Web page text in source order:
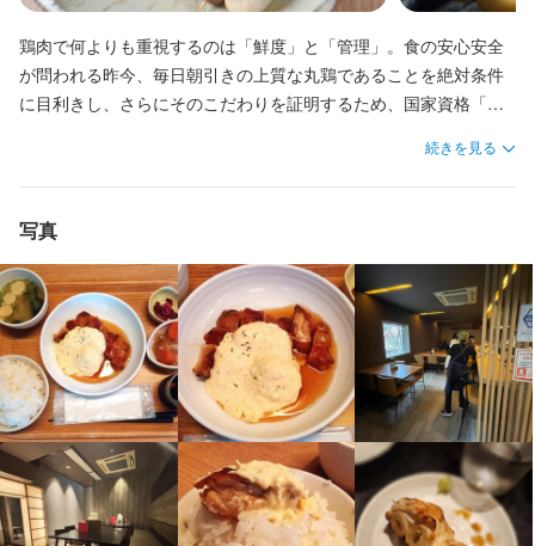
鶏肉で何よりも重視するのは「鮮度」と「管理」。食の安心安全
が問われる昨今、毎日朝引きの上質な丸鶏であることを絶対条件
に目利きし、さらにそのこだわりを証明するため、国家資格「食
足先のみを取り除いた正真正銘の「丸鶏」を仕入れ捌いており、
一般流通のない美味とされる、貴重部位の宝庫「丸」の魅力を存
分にご堪能頂けることが萬鳥最大の特長です。
貴重な丸鶏の真の旨味を引き出せるかどうか、それは「炭」の良
し悪しにかかっています。萬鳥が選んだのは、その類稀な強火力
で肉の表面から中心部まで職人の理想の火入れを実現する「土佐
の備長炭」。美味しい焼鳥が見た目も美しいのは、熟練の串打ち
を成せる職人がいる証拠。高級焼鳥店とミシュラン星付き日本料
理店の修行で磨き抜かれたこの道十余年の技術で、極上の炭を活
かし、今までにない鶏の味わいをお届けいたします。
フランス、イタリア産を中心に、アメリカ、チリ、日本などのニ
ューワールドを含めた多様性のある自然派ワインを店主自ら厳選
続きを見る
写真
一度、カジュアルにお話しましょう。ご応募を心よりお待ちして
おります。
店名
焼き鳥とワイン 萬鳥 祇園店
勤務地
福岡県福岡市博多区祇園町2-21 フェルト 627-1F
連絡先
092-261-6005
法人名・事業者名
株式会社しらに田